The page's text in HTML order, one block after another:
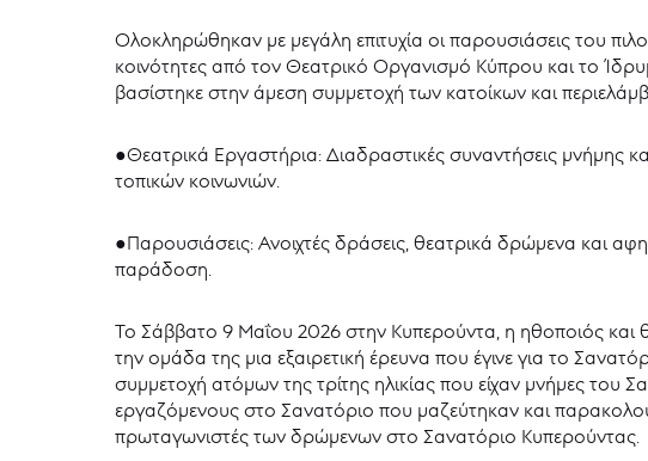
Ολοκληρώθηκαν με μεγάλη επιτυχία οι παρουσιάσεις του
κοινότητες από τον Θεατρικό Οργανισμό Κύπρου και το
βασίστηκε στην άμεση συμμετοχή των κατοίκων και
●Θεατρικά Εργαστήρια: Διαδραστικές συναντήσεις μνήμης
τοπικών κοινωνιών.
●Παρουσιάσεις: Ανοιχτές δράσεις, θεατρικά δρώμενα και
παράδοση.
Το Σάββατο 9 Μαΐου 2026 στην Κυπερούντα, η ηθοποιός
την ομάδα της μια εξαιρετική έρευνα που έγινε για το
συμμετοχή ατόμων της τρίτης ηλικίας που είχαν μνήμες του
εργαζόμενους στο Σανατόριο που μαζεύτηκαν και
πρωταγωνιστές των δρώμενων στο Σανατόριο Κυπερούντας.